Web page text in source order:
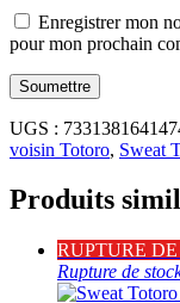
Enregistrer mon
pour mon prochain
UGS :
voisin Totoro, Sweat
Produits
RUPTURE
Rupture de